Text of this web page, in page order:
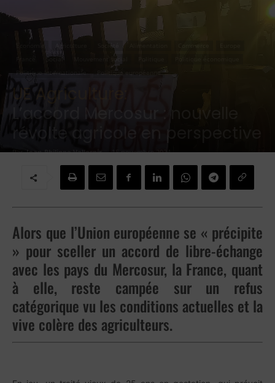
Économie Agriculture Société
France
Social Mouvement social
Politique Internationale
Politique européenne
UE Agriculture:
L’accord Mercosur : nouvelle
révolte agricole en perspective
Par Jean-Philippe Vallespir - 15 novembre 2024
Alors que l’Union européenne se « précipite
» pour sceller un accord de libre-échange
avec les pays du Mercosur, la France, quant
à elle, reste campée sur un refus
catégorique vu les conditions actuelles et la
vive colère des agriculteurs.